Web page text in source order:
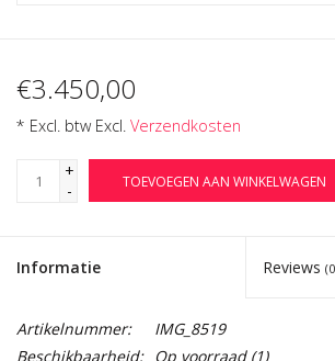
€3.450,00
* Excl. btw Excl. Verzendkosten
+
-
TOEVOEGEN AAN WINKELWAGEN
Informatie Reviews
Artikelnummer:
IMG_8519
Beschikbaarheid: Op voorraad(1)